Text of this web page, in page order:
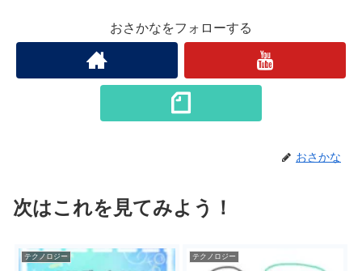
おさかなをフォローする
おさかな
次はこれを見てみよう！
テクノロジー テクノロジー